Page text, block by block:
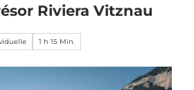
Riviera Vitznau
1 h 15 Min.